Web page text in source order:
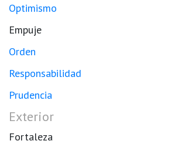
Optimismo
Empuje
Orden
Responsabilidad
Prudencia
Exterior
Fortaleza